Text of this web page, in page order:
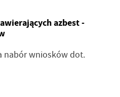
azbest -
nabór wniosków dot.